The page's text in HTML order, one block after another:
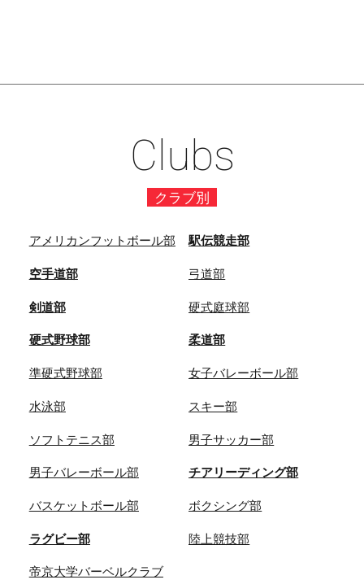
Clubs
クラブ別
アメリカンフットボール部 駅伝競走部
空手道部 弓道部
剣道部 硬式庭球部
硬式野球部 柔道部
準硬式野球部 女子バレーボール部
水泳部 スキー部
ソフトテニス部 男子サッカー部
男子バレーボール部 チアリーディング部
バスケットボール部 ボクシング部
ラグビー部 陸上競技部
帝京大学バーベルクラブ